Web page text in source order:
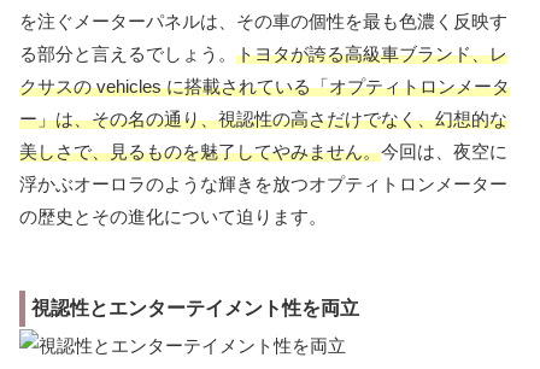
を注ぐメーターパネルは、その車の個性を最も色濃く反映す
る部分と言えるでしょう。 トヨタが誇る高級車ブランド、レ
クサスの vehicles に搭載されている「オプティトロンメータ
ー」は、その名の通り、視認性の高さだけでなく、幻想的な
美しさで、見るものを魅了してやみません。今回は、夜空に
浮かぶオーロラのような輝きを放つオプティトロンメーター
の歴史とその進化について迫ります。
視認性とエンターテイメント性を両立